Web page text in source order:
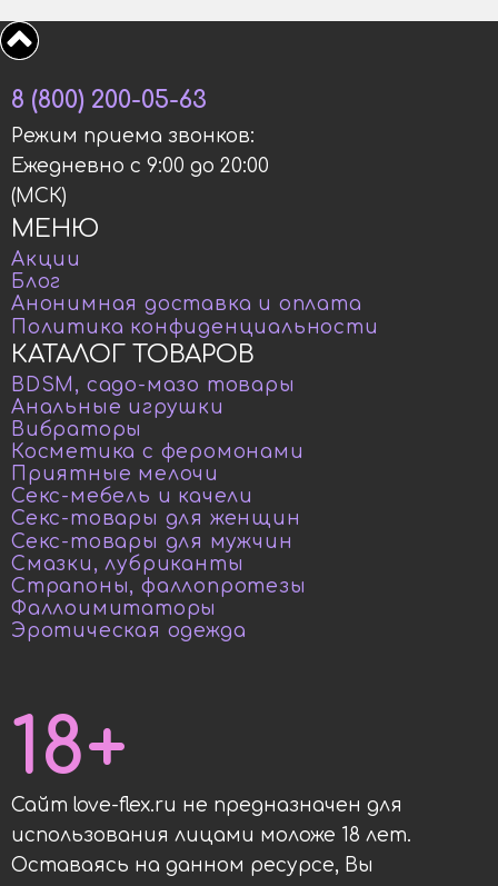
КАТАЛОГ ТОВАРОВ
BDSM, садо-мазо товары
Анальные игрушки
Вибраторы
Косметика с феромонами
Приятные мелочи
Секс-мебель и качели
Секс-товары для женщин
Секс-товары для мужчин
Смазки, лубриканты
Страпоны, фаллопротезы
Фаллоимитаторы
Эротическая одежда
МЕНЮ
Акции
Блог
Анонимная доставка и оплата
Политика конфиденциальности
8 (800) 200-05-63
Режим приема звонков:
Ежедневно с 9:00 до 20:00
(МСК)
Сайт love-flex.ru не предназначен для
использования лицами моложе 18 лет.
Оставаясь на данном ресурсе, Вы
18+